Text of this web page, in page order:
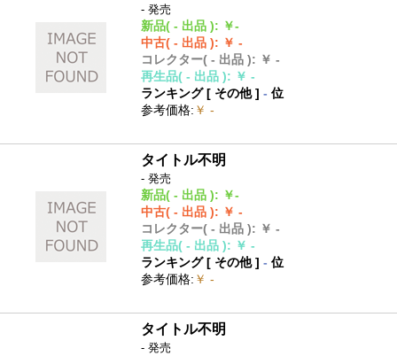
- 発売
新品( - 出品 ): ￥-
中古( - 出品 ): ￥ -
コレクター( - 出品 ): ￥ -
再生品( - 出品 ): ￥ -
ランキング [ その他]- 位
参考価格: ￥ -
タイトル不明
- 発売
新品( - 出品 ): ￥-
中古( - 出品 ): ￥ -
コレクター( - 出品 ): ￥ -
再生品( - 出品 ): ￥ -
ランキング [ その他]- 位
参考価格: ￥ -
タイトル不明
- 発売